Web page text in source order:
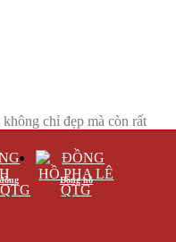
chỉ đẹp mà còn rất
Đồng hồ